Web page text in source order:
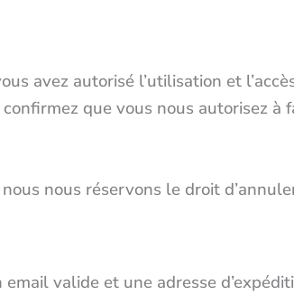
avez autorisé l’utilisation et
que vous nous autorisez
nous réservons le droit
valide et une adresse